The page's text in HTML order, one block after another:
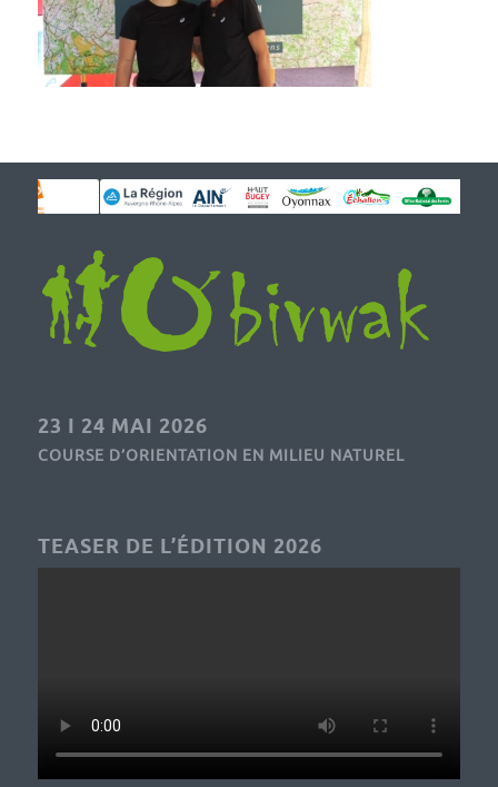
23 I 24 MAI 2026
COURSE D’ORIENTATION EN MILIEU NATUREL
TEASER DE L’ÉDITION 2026